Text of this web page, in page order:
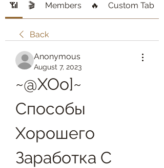
📶 🎬 Members 🔥 Custom Tab
Back
Anonymous
August 7, 2023
~@XOo]~
Способы
Хорошего
Заработка С